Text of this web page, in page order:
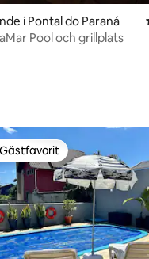
i Pontal do Paraná
Pool och grillplats
gästfavorit
Gästfavorit